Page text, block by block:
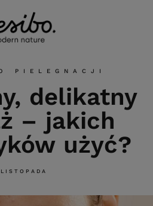
PIELEGNACJI
delikatny
– jakich
użyć?